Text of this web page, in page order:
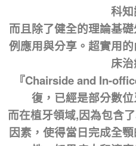
科知
而且除了健全的理論基
例應用與分享。超實用
床治
『Chairside and In-
復，已經是部分數
而在植牙領域,因為包含
因素，使得當日完成全